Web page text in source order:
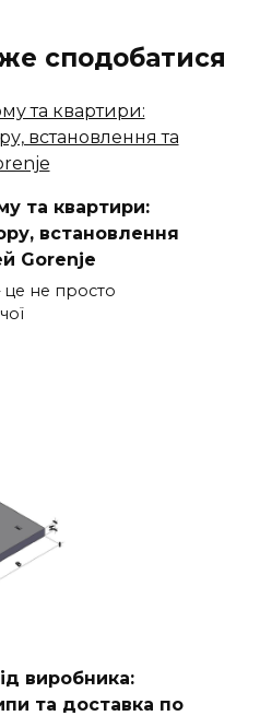
сподобатися
та квартири:
встановлення
Gorenje
не просто
виробника:
та доставка по